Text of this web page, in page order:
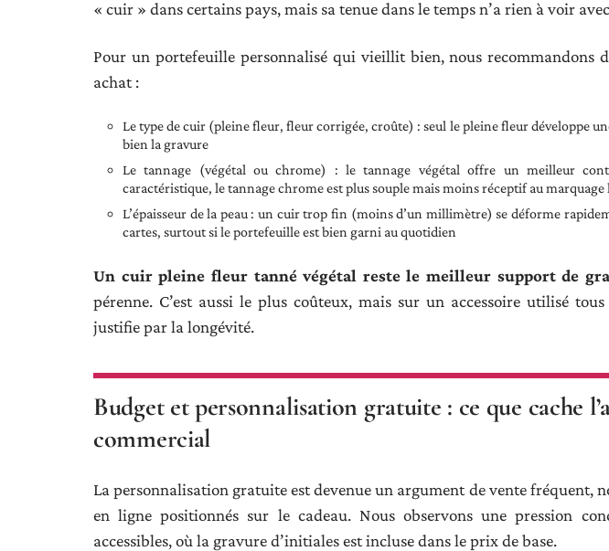
« cuir » dans certains pays, mais sa tenue dans le temps n’a rien à voir
Pour un portefeuille personnalisé qui vieillit bien, nous recommandons
achat :
Le type de cuir (pleine fleur, fleur corrigée, croûte) : seul le pleine fleur développe
bien la gravure
Le tannage (végétal ou chrome) : le tannage végétal offre un meilleur
caractéristique, le tannage chrome est plus souple mais moins réceptif au marquage
L’épaisseur de la peau : un cuir trop fin (moins d’un millimètre) se déforme
cartes, surtout si le portefeuille est bien garni au quotidien
Un cuir pleine fleur tanné végétal reste le meilleur support de
pérenne. C’est aussi le plus coûteux, mais sur un accessoire utilisé
justifie par la longévité.
Budget et personnalisation gratuite : ce que cache
commercial
La personnalisation gratuite est devenue un argument de vente fréquent,
en ligne positionnés sur le cadeau. Nous observons une pression
accessibles, où la gravure d’initiales est incluse dans le prix de base.